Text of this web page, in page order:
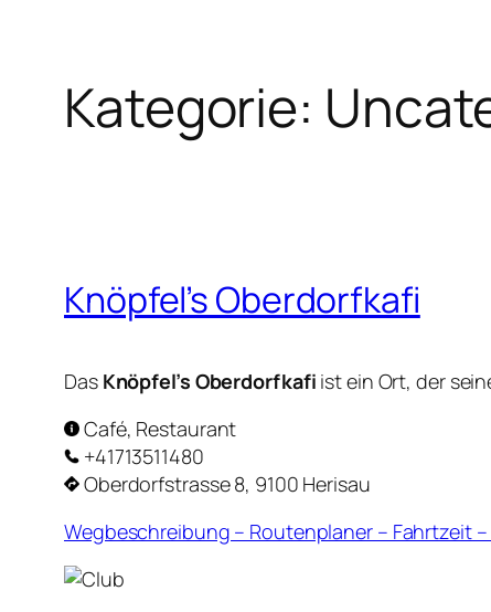
InhaltKategorie:
Knöpfel’s Oberdorfkafi
Das Knöpfel’s Oberdorfkafi ist ein Ort, der
Café, Restaurant
+41713511480
Oberdorfstrasse 8, 9100 Herisau
Wegbeschreibung – Routenplaner – Fahrtzeit